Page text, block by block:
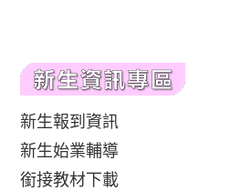
新生報到資訊
新生始業輔導
銜接教材下載